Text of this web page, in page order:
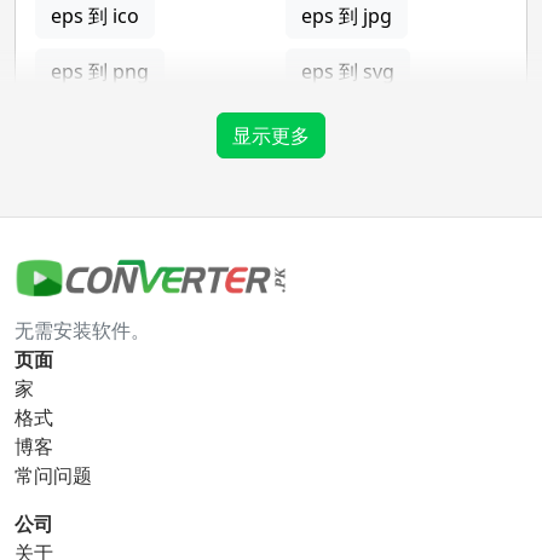
eps 到 ico eps 到 jpg
eps 到 png eps 到 svg
gif 转换器
gif 到 bmp
gif 到 ico
gif 到 tga
显示更多
无需安装软件。
页面
家
格式
博客
常问问题
公司
关于